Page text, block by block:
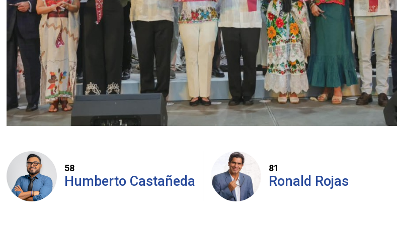
58
Humberto Castañeda
81
Ronald Rojas